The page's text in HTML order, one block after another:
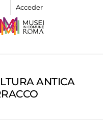
Acceder
ANTICA